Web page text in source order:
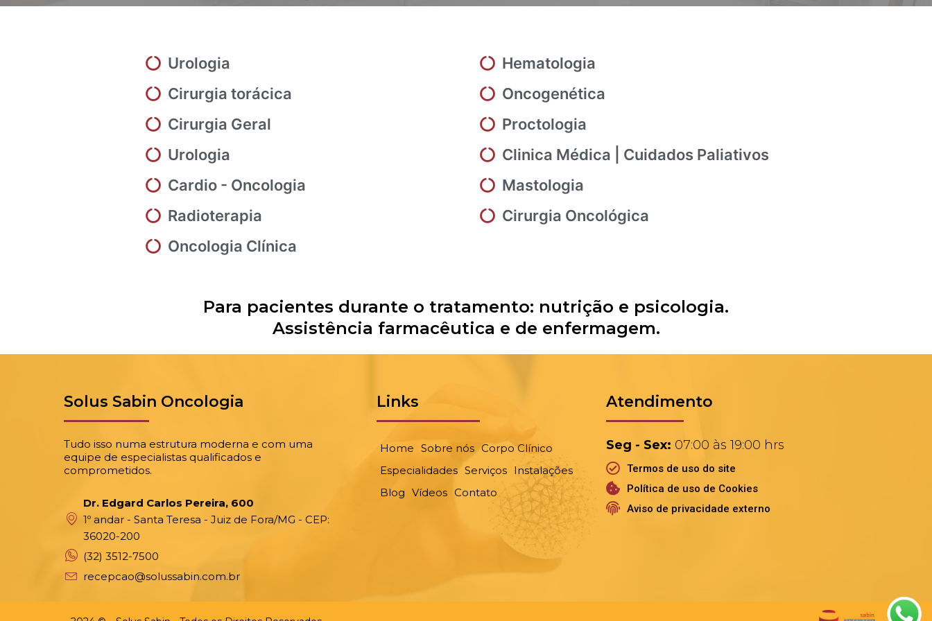
Urologia
Hematologia
Cirurgia torácica
Oncogenética
Cirurgia Geral
Proctologia
Urologia
Clinica Médica | Cuidados Paliativos
Cardio - Oncologia
Mastologia
Radioterapia
Cirurgia Oncológica
Oncologia Clínica
Para pacientes durante o tratamento: nutrição e psicologia.
Assistência farmacêutica e de enfermagem.
Solus Sabin Oncologia
Tudo isso numa estrutura moderna e com uma
equipe de especialistas qualificados e
comprometidos.
Dr. Edgard Carlos Pereira, 600
1º andar - Santa Teresa - Juiz de Fora/MG - CEP:
36020-200
(32) 3512-7500
recepcao@solussabin.com.br
Links
Home Sobre nós Corpo Clínico
Especialidades Serviços Instalações
Blog Vídeos Contato
Atendimento
Seg - Sex: 07:00 às 19:00 hrs
Termos de uso do site
Política de uso de Cookies
Aviso de privacidade externo